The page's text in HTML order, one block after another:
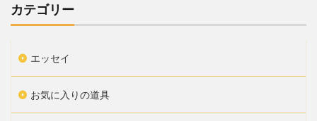
カテゴリー
エッセイ
お気に入りの道具